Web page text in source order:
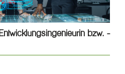
bzw. -